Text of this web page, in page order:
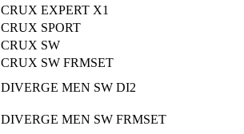
CRUX EXPERT X1
CRUX SPORT
CRUX SW
CRUX SW FRMSET
DIVERGE MEN SW DI2
DIVERGE MEN SW FRMSET